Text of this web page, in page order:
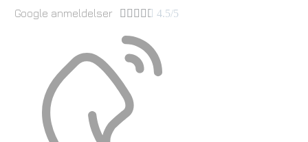
Google anmeldelser      4.5/5